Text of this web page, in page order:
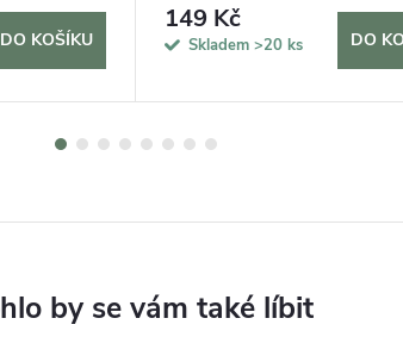
DO KOŠÍKU
149 Kč
Skladem >20 ks DO